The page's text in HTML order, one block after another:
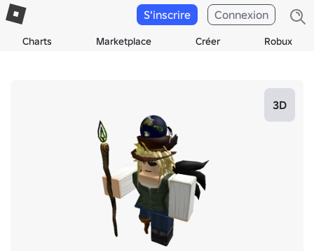
Charts Marketplace Créer Robux
S'inscrire Connexion
3D